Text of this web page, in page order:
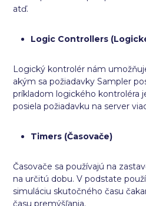
atď.
Logic Controllers
Logický kontrolér nám
akým sa požiadavky Sampler
príkladom logického kontroléra
posiela požiadavku na server
Timers (Časovače)
Časovače sa používajú na
na určitú dobu. V podstate
simuláciu skutočného času
času premýšľania.